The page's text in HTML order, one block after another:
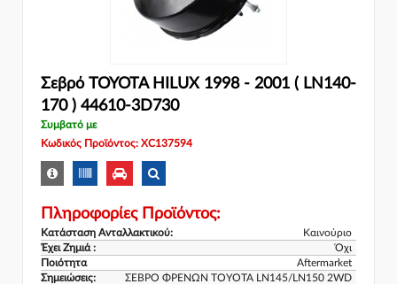
Σεβρό TOYOTA HILUX 1998 - 2001 ( LN140-
170 ) 44610-3D730
Συμβατό με
Κωδικός Προϊόντος: XC137594
Πληροφορίες Προϊόντος:
Κατάσταση Ανταλλακτικού:
Καινούριο
Έχει Ζημιά :
Όχι
Ποιότητα
Aftermarket
Σημειώσεις:
ΣΕΒΡΟ ΦΡΕΝΩΝ TOYOTA LN145/LN150 2WD